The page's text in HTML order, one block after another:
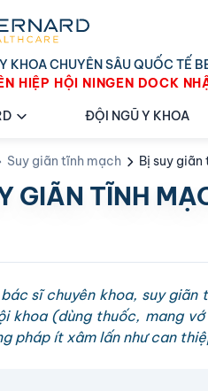
KHOA CHUYÊN SÂU QUỐC TẾ
HIỆP HỘI NINGEN DOCK
ĐỘI NGŨ Y KHOA
Suy giãn tĩnh mạch Bị suy
GIÃN TĨNH
sĩ chuyên khoa, suy
khoa (dùng thuốc, mang
pháp ít xâm lấn như can